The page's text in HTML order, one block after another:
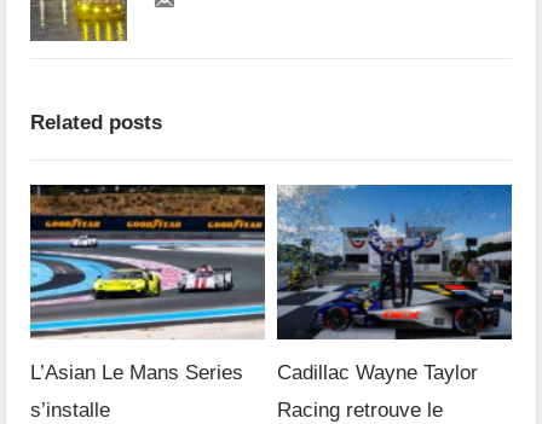
Related posts
L’Asian Le Mans Series
s’installe
Cadillac Wayne Taylor
Racing retrouve le